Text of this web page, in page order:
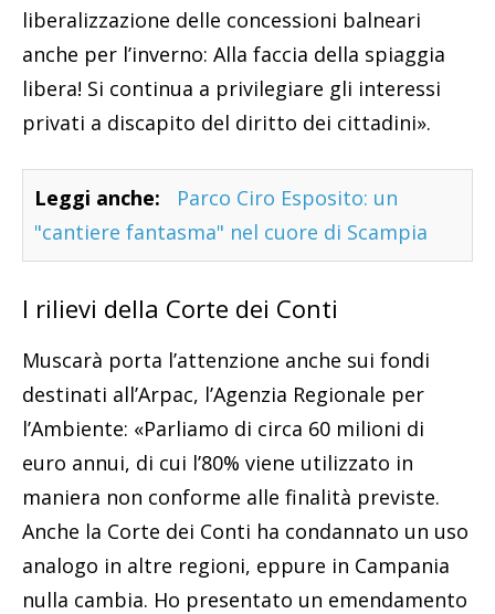
liberalizzazione delle concessioni balneari
anche per l’inverno: Alla faccia della spiaggia
libera! Si continua a privilegiare gli interessi
privati a discapito del diritto dei cittadini».
Leggi anche:
Parco Ciro Esposito: un
"cantiere fantasma" nel cuore di Scampia
I rilievi della Corte dei Conti
Muscarà porta l’attenzione anche sui fondi
destinati all’Arpac, l’Agenzia Regionale per
l’Ambiente: «Parliamo di circa 60 milioni di
euro annui, di cui l’80% viene utilizzato in
maniera non conforme alle finalità previste.
Anche la Corte dei Conti ha condannato un uso
analogo in altre regioni, eppure in Campania
nulla cambia. Ho presentato un emendamento